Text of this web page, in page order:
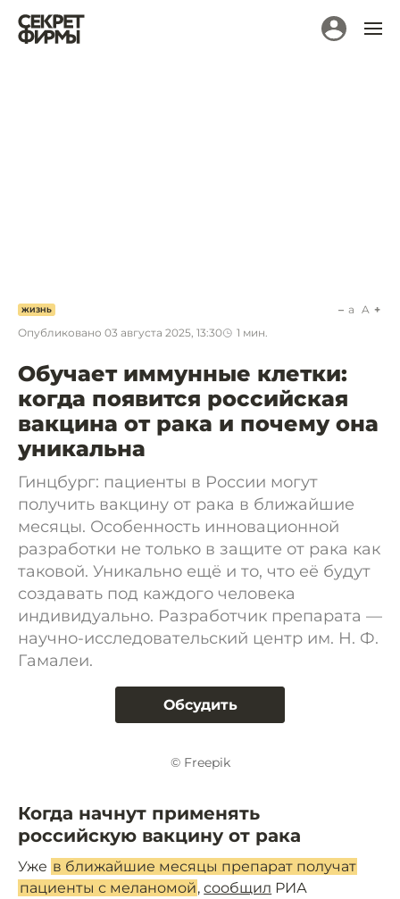
ЖИЗНЬ
Опубликовано 03 августа 2025, 13:30 1 мин.
a A
Обучает иммунные клетки:
когда появится российская
вакцина от рака и почему она
уникальна
Гинцбург: пациенты в России могут
получить вакцину от рака в ближайшие
месяцы. Особенность инновационной
разработки не только в защите от рака как
таковой. Уникально ещё и то, что её будут
создавать под каждого человека
индивидуально. Разработчик препарата —
научно-исследовательский центр им. Н. Ф.
Гамалеи.
Обсудить
© Freepik
Когда начнут применять
российскую вакцину от рака
Уже в ближайшие месяцы препарат получат
пациенты с меланомой,сообщил РИА